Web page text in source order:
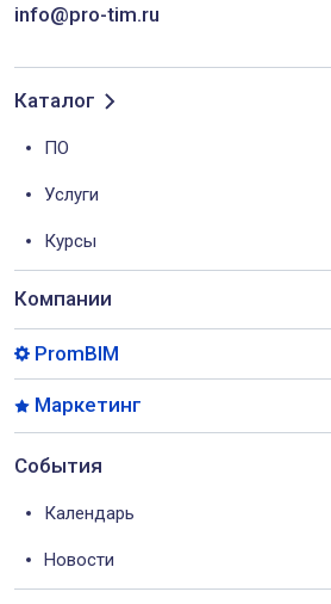
info@pro-tim.ru
Каталог
ПО
Услуги
Курсы
Компании
PromBIM
Маркетинг
События
Календарь
Новости